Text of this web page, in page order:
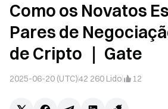
Como os Novatos
Pares de
de Cripto ｜ Gate
2025-06-20 (UTC)42 260 Lido 12